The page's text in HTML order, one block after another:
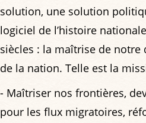
solution, une solution
logiciel de l’histoire
siècles : la maîtrise de notre
de la nation. Telle est la
- Maîtriser nos frontières,
pour les flux migratoires,